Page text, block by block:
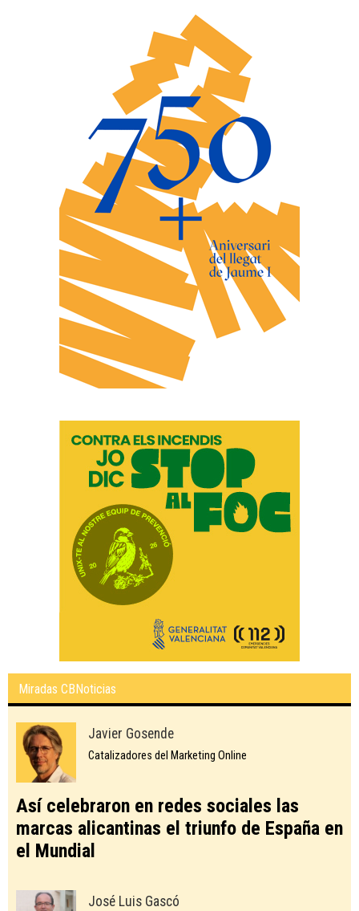
Miradas CBNoticias
Javier Gosende
Catalizadores del Marketing Online
Así celebraron en redes sociales las
marcas alicantinas el triunfo de España en
el Mundial
José Luis Gascó